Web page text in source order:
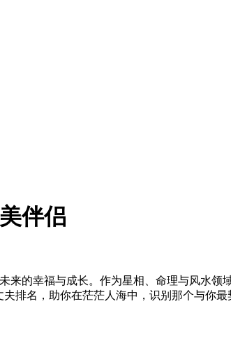
伴侣
的幸福与成长。作为星相、命理与风水领
排名，助你在茫茫人海中，识别那个与你最